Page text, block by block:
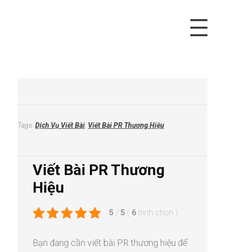
Viết Bài PR Thương
Hiệu
5 / 5 ( 6 bình chọn)
Bạn đang cần viết bài PR thương hiệu để
Tags:Dịch Vụ Viết Bài, Viết Bài PR Thương Hiệu